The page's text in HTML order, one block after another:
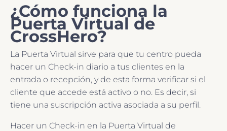
¿Cómo funciona la
Puerta Virtual de
CrossHero?
La Puerta Virtual sirve para que tu centro pueda
hacer un Check-in diario a tus clientes en la
entrada o recepción, y de esta forma verificar si el
cliente que accede está activo o no. Es decir, si
tiene una suscripción activa asociada a su perfil.
Hacer un Check-in en la Puerta Virtual de